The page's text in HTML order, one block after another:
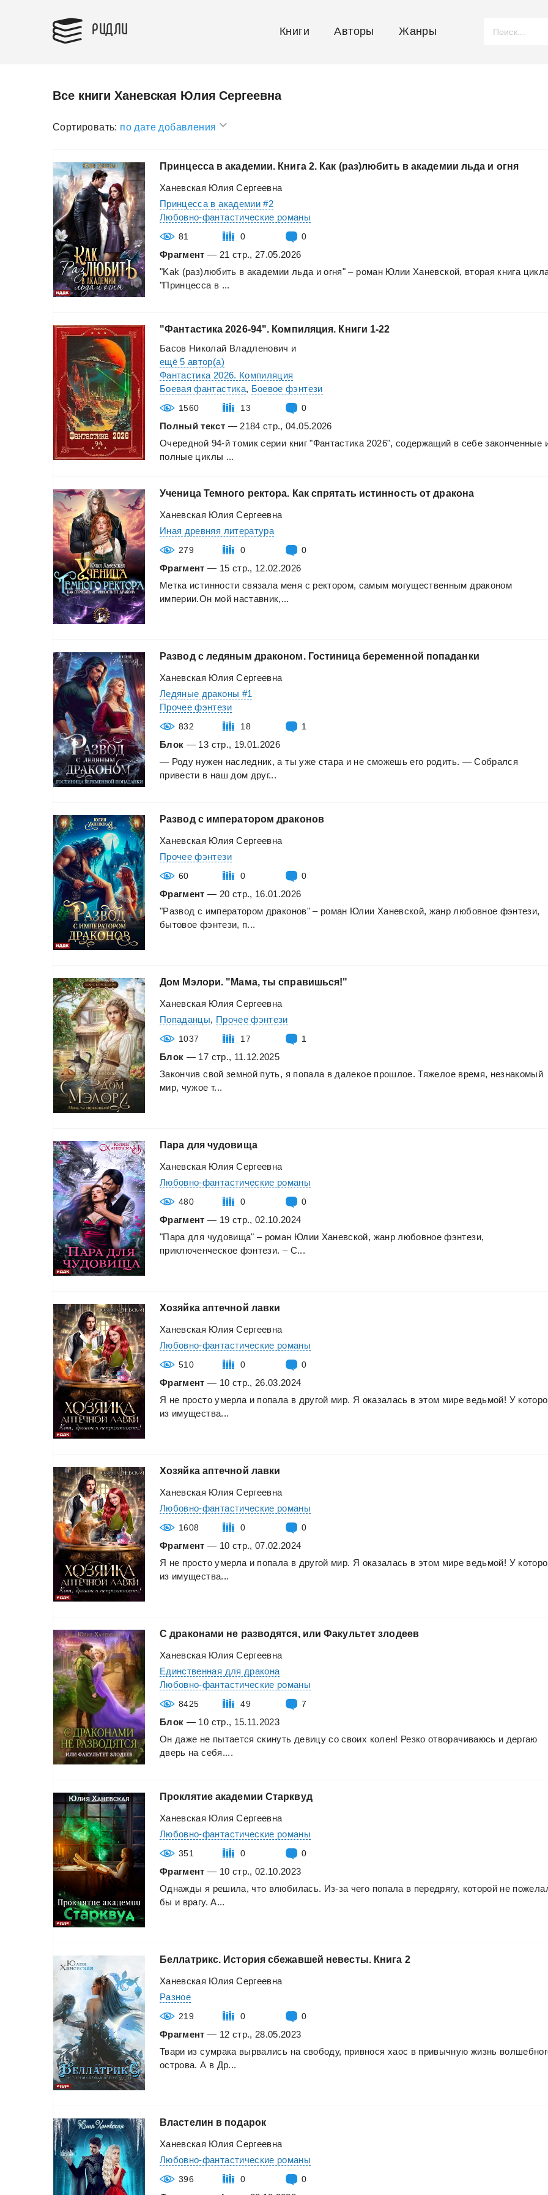
РИДЛИ Книги Авторы Жанры
Все книги Ханевская Юлия Сергеевна
Сортировать: по дате добавления
Принцесса в академии. Книга 2. Как (раз)любить в академии льда и огня
Ханевская Юлия Сергеевна
Принцесса в академии #2
Любовно-фантастические романы
81 0 0
Фрагмент — 21 стр., 27.05.2026
"Kak (раз)любить в академии льда и огня" – роман Юлии Ханевской, вторая книга
"Принцесса в ...
"Фантастика 2026-94". Компиляция. Книги 1-22
Басов Николай Владленович и
ещё 5 автор(а)
Фантастика 2026. Компиляция
Боевая фантастика, Боевое фэнтези
1560 13 0
Полный текст — 2184 стр., 04.05.2026
Очередной 94-й томик серии книг "Фантастика 2026", содержащий в себе законченные
полные циклы ...
Ученица Темного ректора. Как спрятать истинность от дракона
Ханевская Юлия Сергеевна
Иная древняя литература
279 0 0
Фрагмент — 15 стр., 12.02.2026
Метка истинности связала меня с ректором, самым могущественным драконом
империи.Он мой наставник,...
Развод с ледяным драконом. Гостиница беременной попаданки
Ханевская Юлия Сергеевна
Ледяные драконы #1
Прочее фэнтези
832 18 1
Блок — 13 стр., 19.01.2026
— Роду нужен наследник, а ты уже стара и не сможешь его родить. — Собрался
привести в наш дом друг...
Развод с императором драконов
Ханевская Юлия Сергеевна
Прочее фэнтези
60 0 0
Фрагмент — 20 стр., 16.01.2026
"Развод с императором драконов" – роман Юлии Ханевской, жанр любовное фэнтези,
бытовое фэнтези, п...
Дом Мэлори. "Мама, ты справишься!"
Ханевская Юлия Сергеевна
Попаданцы, Прочее фэнтези
1037 17 1
Блок — 17 стр., 11.12.2025
Закончив свой земной путь, я попала в далекое прошлое. Тяжелое время, незнакомый
мир, чужое т...
Пара для чудовища
Ханевская Юлия Сергеевна
Любовно-фантастические романы
480 0 0
Фрагмент — 19 стр., 02.10.2024
"Пара для чудовища" – роман Юлии Ханевской, жанр любовное фэнтези,
приключенческое фэнтези. – С...
Хозяйка аптечной лавки
Ханевская Юлия Сергеевна
Любовно-фантастические романы
510 0 0
Фрагмент — 10 стр., 26.03.2024
Я не просто умерла и попала в другой мир. Я оказалась в этом мире ведьмой! У
из имущества...
Хозяйка аптечной лавки
Ханевская Юлия Сергеевна
Любовно-фантастические романы
1608 0 0
Фрагмент — 10 стр., 07.02.2024
Я не просто умерла и попала в другой мир. Я оказалась в этом мире ведьмой! У
из имущества...
С драконами не разводятся, или Факультет злодеев
Ханевская Юлия Сергеевна
Единственная для дракона
Любовно-фантастические романы
8425 49 7
Блок — 10 стр., 15.11.2023
Он даже не пытается скинуть девицу со своих колен! Резко отворачиваюсь и дергаю
дверь на себя....
Проклятие академии Старквуд
Ханевская Юлия Сергеевна
Любовно-фантастические романы
351 0 0
Фрагмент — 10 стр., 02.10.2023
Однажды я решила, что влюбилась. Из-за чего попала в передрягу, которой не
бы и врагу. А...
Беллатрикс. История сбежавшей невесты. Книга 2
Ханевская Юлия Сергеевна
Разное
219 0 0
Фрагмент — 12 стр., 28.05.2023
Твари из сумрака вырвались на свободу, привнося хаос в привычную жизнь
острова. А в Др...
Властелин в подарок
Ханевская Юлия Сергеевна
Любовно-фантастические романы
396 0 0